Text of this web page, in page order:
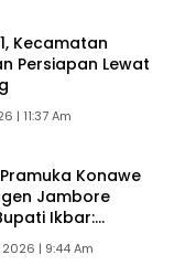
Kecamatan
Persiapan Lewat
| 11:37 Am
Konawe
Jambore
Ikbar:
Muda
| 9:44 Am